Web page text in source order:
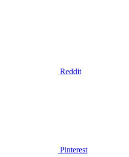
Reddit
Pinterest